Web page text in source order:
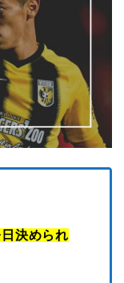
決められ